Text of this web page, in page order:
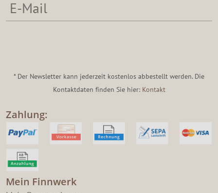
* Der Newsletter kann jederzeit kostenlos abbestellt werden. Die
Kontaktdaten finden Sie hier: Kontakt
Zahlung:
Mein Finnwerk